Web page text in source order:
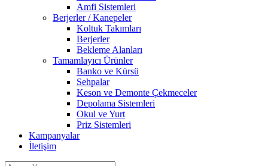
Amfi Sistemleri
Berjerler / Kanepeler
Koltuk Takımları
Berjerler
Bekleme Alanları
Tamamlayıcı Ürünler
Banko ve Kürsü
Sehpalar
Keson ve Demonte Çekmeceler
Depolama Sistemleri
Okul ve Yurt
Priz Sistemleri
Kampanyalar
İletişim